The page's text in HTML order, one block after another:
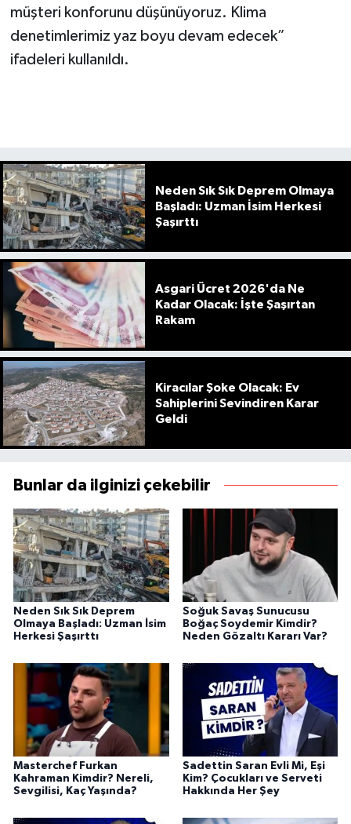
müşteri konforunu düşünüyoruz. Klima
denetimlerimiz yaz boyu devam edecek”
ifadeleri kullanıldı.
Neden Sık Sık Deprem Olmaya
Başladı: Uzman İsim Herkesi
Şaşırttı
Asgari Ücret 2026'da Ne
Kadar Olacak: İşte Şaşırtan
Rakam
Kiracılar Şoke Olacak: Ev
Sahiplerini Sevindiren Karar
Geldi
Bunlar da ilginizi çekebilir
Neden Sık Sık Deprem
Olmaya Başladı: Uzman İsim
Herkesi Şaşırttı
Soğuk Savaş Sunucusu
Boğaç Soydemir Kimdir?
Neden Gözaltı Kararı Var?
Masterchef Furkan
Kahraman Kimdir? Nereli,
Sevgilisi, Kaç Yaşında?
Sadettin Saran Evli Mi, Eşi
Kim? Çocukları ve Serveti
Hakkında Her Şey